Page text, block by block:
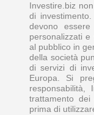
Investire.biz
di
devono
personalizzati
al pubblico in
della società
di servizi di
Europa. Si
responsabilità,
trattamento
prima di